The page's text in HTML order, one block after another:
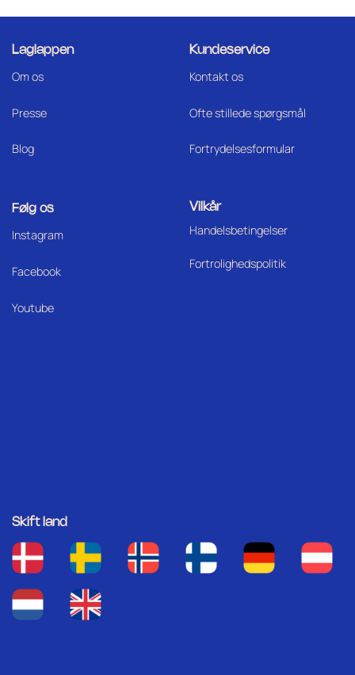
Laglappen
Om os
Presse
Blog
Kundeservice
Kontakt os
Ofte stillede spørgsmål
Fortrydelsesformular
Følg os
Instagram
Facebook
Youtube
Vilkår
Handelsbetingelser
Fortrolighedspolitik
Skift land